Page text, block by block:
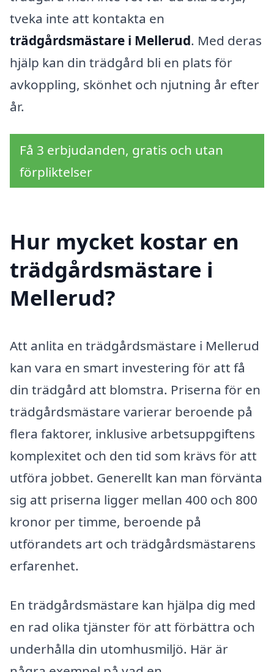
tveka inte att kontakta en
trädgårdsmästare i Mellerud. Med deras
hjälp kan din trädgård bli en plats för
avkoppling, skönhet och njutning år efter
år.
Få 3 erbjudanden, gratis och utan
förpliktelser
Hur mycket kostar en
trädgårdsmästare i
Mellerud?
Att anlita en trädgårdsmästare i Mellerud
kan vara en smart investering för att få
din trädgård att blomstra. Priserna för en
trädgårdsmästare varierar beroende på
flera faktorer, inklusive arbetsuppgiftens
komplexitet och den tid som krävs för att
utföra jobbet. Generellt kan man förvänta
sig att priserna ligger mellan 400 och 800
kronor per timme, beroende på
utförandets art och trädgårdsmästarens
erfarenhet.
En trädgårdsmästare kan hjälpa dig med
en rad olika tjänster för att förbättra och
underhålla din utomhusmiljö. Här är